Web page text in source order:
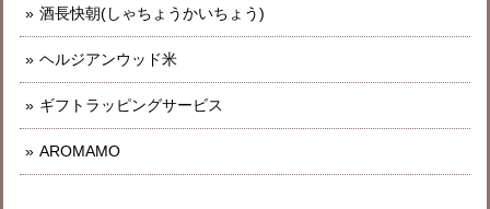
酒長快朝(しゃちょうかいちょう)
ヘルジアンウッド米
ギフトラッピングサービス
AROMAMO